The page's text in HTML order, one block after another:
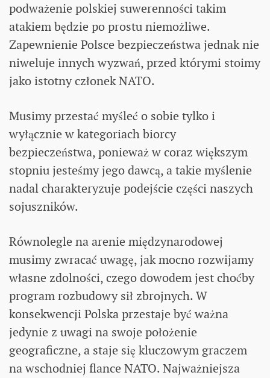
podważenie polskiej suwerenności takim
atakiem będzie po prostu niemożliwe.
Zapewnienie Polsce bezpieczeństwa jednak nie
niweluje innych wyzwań, przed którymi stoimy
jako istotny członek NATO.
Musimy przestać myśleć o sobie tylko i
wyłącznie w kategoriach biorcy
bezpieczeństwa, ponieważ w coraz większym
stopniu jesteśmy jego dawcą, a takie myślenie
nadal charakteryzuje podejście części naszych
sojuszników.
Równolegle na arenie międzynarodowej
musimy zwracać uwagę, jak mocno rozwijamy
własne zdolności, czego dowodem jest choćby
program rozbudowy sił zbrojnych. W
konsekwencji Polska przestaje być ważna
jedynie z uwagi na swoje położenie
geograficzne, a staje się kluczowym graczem
na wschodniej flance NATO. Najważniejsza